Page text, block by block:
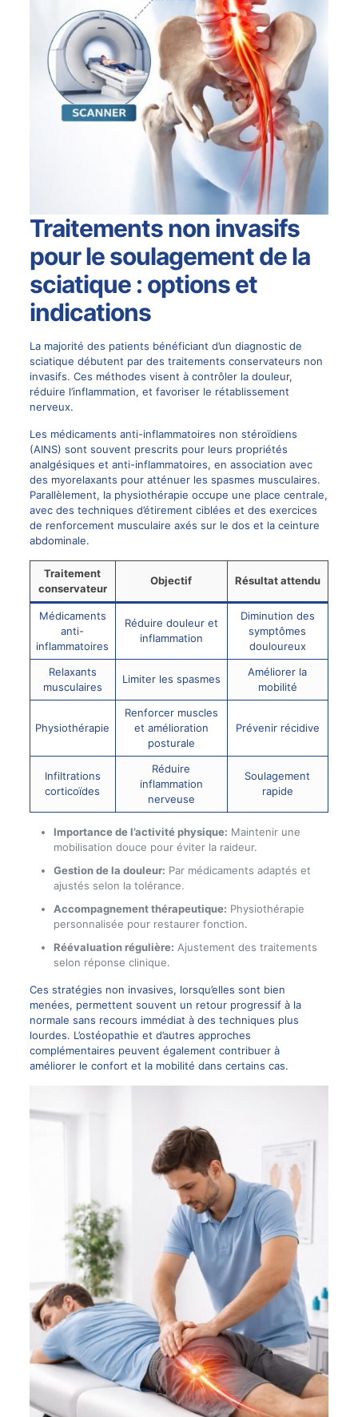
Traitements non invasifs
pour le soulagement de la
sciatique : options et
indications
La majorité des patients bénéficiant d’un diagnostic de
sciatique débutent par des traitements conservateurs non
invasifs. Ces méthodes visent à contrôler la douleur,
réduire l’inflammation, et favoriser le rétablissement
nerveux.
Les médicaments anti-inflammatoires non stéroïdiens
(AINS) sont souvent prescrits pour leurs propriétés
analgésiques et anti-inflammatoires, en association avec
des myorelaxants pour atténuer les spasmes musculaires.
Parallèlement, la physiothérapie occupe une place centrale,
avec des techniques d’étirement ciblées et des exercices
de renforcement musculaire axés sur le dos et la ceinture
abdominale.
Traitement
conservateur
Objectif Résultat attendu
Médicaments
anti-
inflammatoires
Réduire douleur et
inflammation
Diminution des
symptômes
douloureux
Relaxants
musculaires
Limiter les spasmes
Améliorer la
mobilité
Physiothérapie
Renforcer muscles
et amélioration
posturale
Prévenir récidive
Infiltrations
corticoïdes
Réduire
inflammation
nerveuse
Soulagement
rapide
Importance de l’activité physique: Maintenir une
mobilisation douce pour éviter la raideur.
Gestion de la douleur: Par médicaments adaptés et
ajustés selon la tolérance.
Accompagnement thérapeutique: Physiothérapie
personnalisée pour restaurer fonction.
Réévaluation régulière: Ajustement des traitements
selon réponse clinique.
Ces stratégies non invasives, lorsqu’elles sont bien
menées, permettent souvent un retour progressif à la
normale sans recours immédiat à des techniques plus
lourdes. L’ostéopathie et d’autres approches
complémentaires peuvent également contribuer à
améliorer le confort et la mobilité dans certains cas.